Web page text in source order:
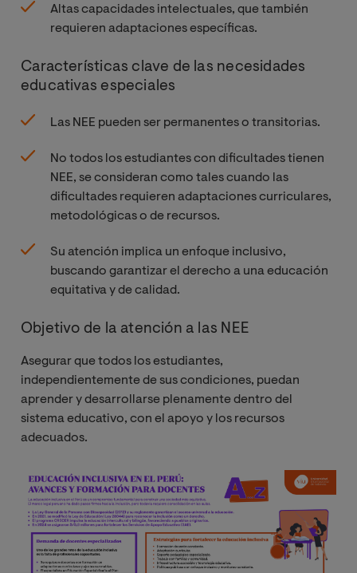
Altas capacidades intelectuales, que también
requieren adaptaciones específicas.
Características clave de las necesidades
educativas especiales
Las NEE pueden ser permanentes o transitorias.
No todos los estudiantes con dificultades tienen
NEE, se consideran como tales cuando las
dificultades requieren adaptaciones curriculares,
metodológicas o de recursos.
Su atención implica un enfoque inclusivo,
buscando garantizar el derecho a una educación
equitativa y de calidad.
Objetivo de la atención a las NEE
Asegurar que todos los estudiantes,
independientemente de sus condiciones, puedan
aprender y desarrollarse plenamente dentro del
sistema educativo, con el apoyo y los recursos
adecuados.
Image